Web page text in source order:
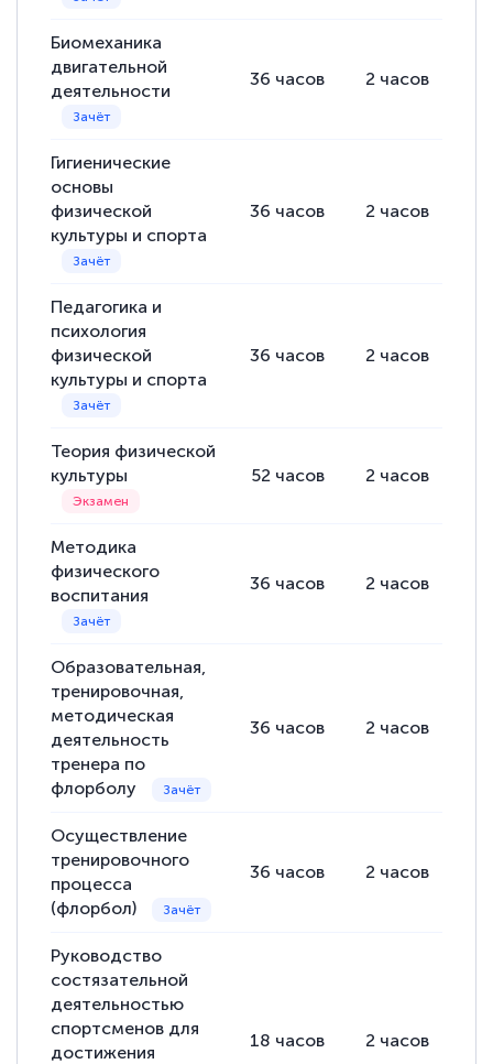
Биомеханика
двигательной
деятельности
36 часов 2 часов
Гигиенические
основы
физической
культуры и спорта
36 часов 2 часов
Педагогика и
психология
физической
культуры и спорта
36 часов 2 часов
Теория физической
культуры
52 часов 2 часов
Методика
физического
воспитания
36 часов 2 часов
Образовательная,
тренировочная,
методическая
деятельность
тренера по
флорболу
36 часов 2 часов
Осуществление
тренировочного
процесса
(флорбол)
36 часов 2 часов
Руководство
состязательной
деятельностью
спортсменов для
достижения
18 часов 2 часов